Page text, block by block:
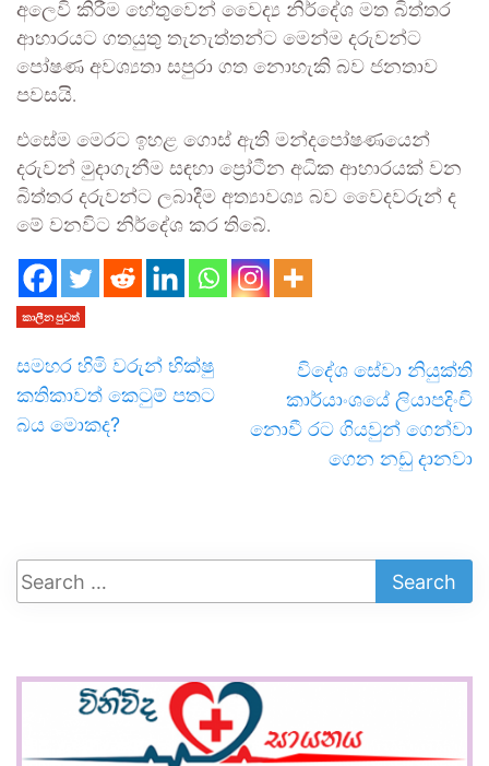
අලෙවි කිරීම හේතුවෙන් වෛද්‍ය නිර්දේශ මත බිත්තර
ආහාරයට ගතයුතු තැනැත්තන්ට මෙන්ම දරුවන්ට
පෝෂණ අවශ්‍යතා සපුරා ගත නොහැකි බව ජනතාව
පවසයි.
එසේම මෙරට ඉහළ ගොස් ඇති මන්දපෝෂණයෙන්
දරුවන් මුදාගැනීම සඳහා ප්‍රෝටීන අධික ආහාරයක් වන
බිත්තර දරුවන්ට ලබාදීම අත්‍යාවශ්‍ය බව වෛදවරුන් ද
මේ වනවිට නිර්දේශ කර තිබේ.
කාලීන පුවත්
සමහර හිමි වරුන් භික්ෂු
කතිකාවත් කෙටුම් පතට
බය මොකද?
විදේශ සේවා නියුක්ති
කාර්යාංශයේ ලියාපදිංචි
නොවී රට ගියවුන් ගෙන්වා
ගෙන නඩු දානවා